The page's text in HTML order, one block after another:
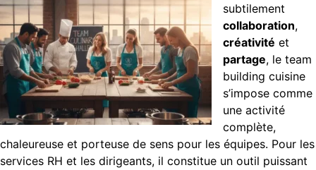
subtilement
collaboration,
créativité et
partage, le team
building cuisine
s’impose comme
une activité
complète,
chaleureuse et porteuse de sens pour les équipes. Pour les
services RH et les dirigeants, il constitue un outil puissant